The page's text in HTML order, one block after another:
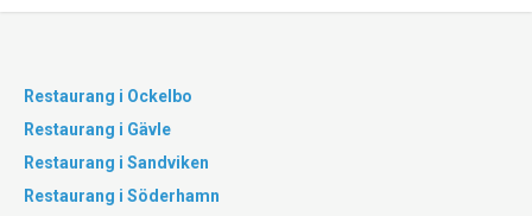
Restaurang i Ockelbo
Restaurang i Gävle
Restaurang i Sandviken
Restaurang i Söderhamn